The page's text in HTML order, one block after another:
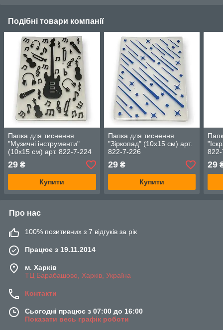
Подібні товари компанії
Папка для тиснення
"Музичні інструменти"
(10х15 см) арт. 822-7-224
29 ₴
Купити
Папка для тиснення
"Зіркопад" (10х15 см) арт.
822-7-226
29₴
Купити
29
Про нас
100% позитивних з 7 відгуків за рік
Працює з 19.11.2014
м. Харків
ТЦ Барабашово, Харків, Україна
Контакти
Сьогодні працює з 07:00 до 16:00
Показати весь графік роботи